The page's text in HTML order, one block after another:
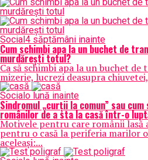
Social4 săptămâni inainte
Cum schimbi apa la un buchet de
murdărești totul?
Ca să schimbi apa la un buchet
mizerie, lucrezi deasupra
Socialo lună inainte
Sindromul „curții la comun” sau
românilor de a sta la casă într-o
Motivele pentru care românii lasă
pentru o casă la periferia marilor
aceleași:...